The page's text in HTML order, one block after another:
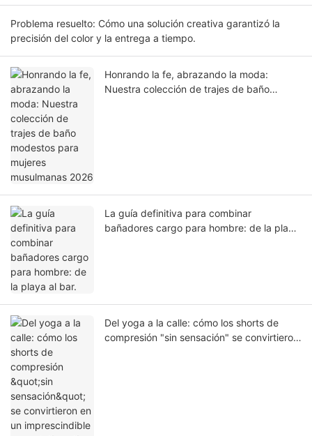
Problema resuelto: Cómo una solución creativa garantizó la
precisión del color y la entrega a tiempo.
Honrando la fe, abrazando la moda:
Nuestra colección de trajes de baño
La guía definitiva para combinar
bañadores cargo para hombre: de la playa
Del yoga a la calle: cómo los shorts de
compresión "sin sensación" se convirtieron